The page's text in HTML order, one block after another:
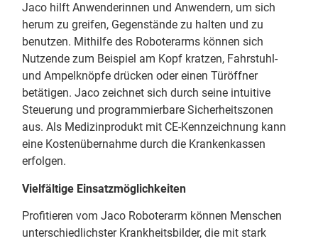
Jaco hilft Anwenderinnen und Anwendern, um sich
herum zu greifen, Gegenstände zu halten und zu
benutzen. Mithilfe des Roboterarms können sich
Nutzende zum Beispiel am Kopf kratzen, Fahrstuhl-
und Ampelknöpfe drücken oder einen Türöffner
betätigen. Jaco zeichnet sich durch seine intuitive
Steuerung und programmierbare Sicherheitszonen
aus. Als Medizinprodukt mit CE-Kennzeichnung kann
eine Kostenübernahme durch die Krankenkassen
erfolgen.
Vielfältige Einsatzmöglichkeiten
Profitieren vom Jaco Roboterarm können Menschen
unterschiedlichster Krankheitsbilder, die mit stark